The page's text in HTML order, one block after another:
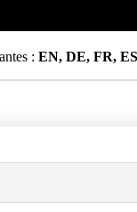
: EN, DE, FR,